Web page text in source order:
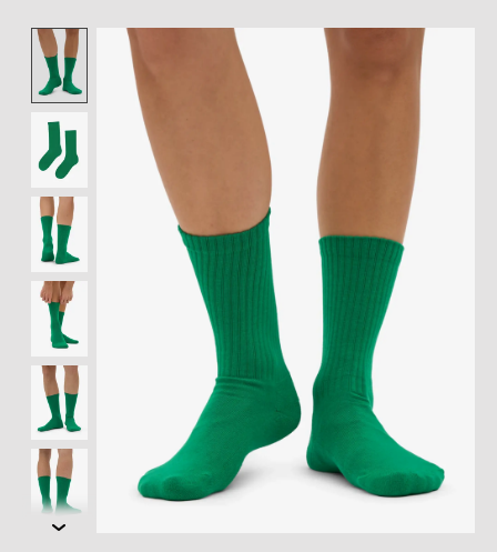
Product image slideshow Items